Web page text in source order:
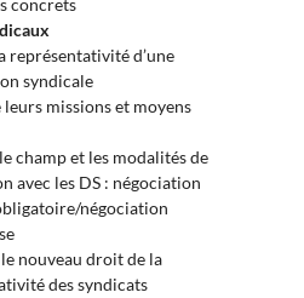
concrets
représentativité d’une
syndicale
missions et moyens
champ et les modalités de
avec les DS : négociation
négociation
nouveau droit de la
des syndicats